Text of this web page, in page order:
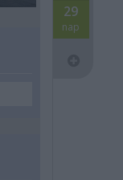
29
nap